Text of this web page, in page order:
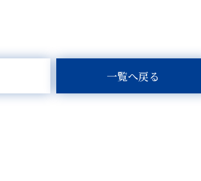
一覧へ戻る